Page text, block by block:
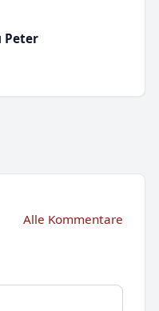
Peter
Alle Kommentare